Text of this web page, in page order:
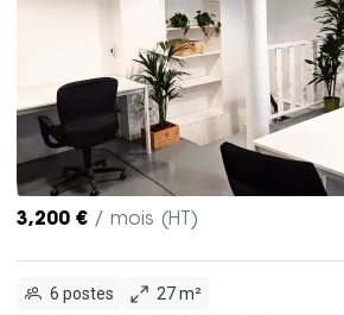
3,200 € / mois (HT)
6 postes
27 m²